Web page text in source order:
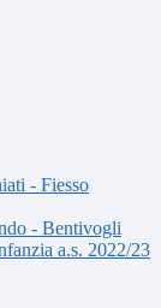
- Fiesso
- Bentivogli
a.s. 2022/23